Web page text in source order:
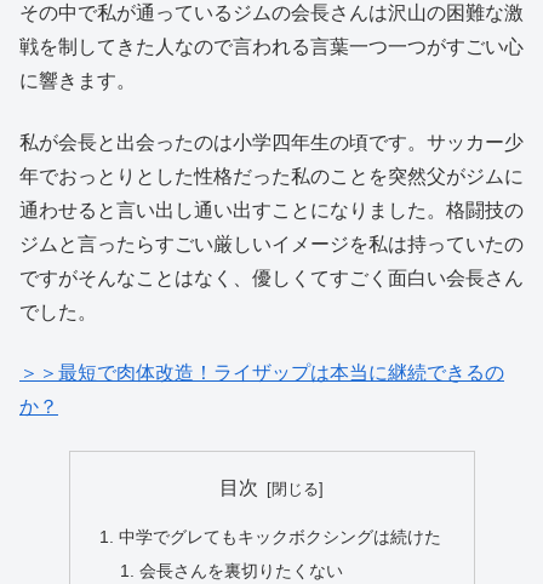
その中で私が通っているジムの会長さんは沢山の困難な激
戦を制してきた人なので言われる言葉一つ一つがすごい心
に響きます。
私が会長と出会ったのは小学四年生の頃です。サッカー少
年でおっとりとした性格だった私のことを突然父がジムに
通わせると言い出し通い出すことになりました。格闘技の
ジムと言ったらすごい厳しいイメージを私は持っていたの
ですがそんなことはなく、優しくてすごく面白い会長さん
でした。
＞＞最短で肉体改造！ライザップは本当に継続できるの
か？
目次
中学でグレてもキックボクシングは続けた
会長さんを裏切りたくない